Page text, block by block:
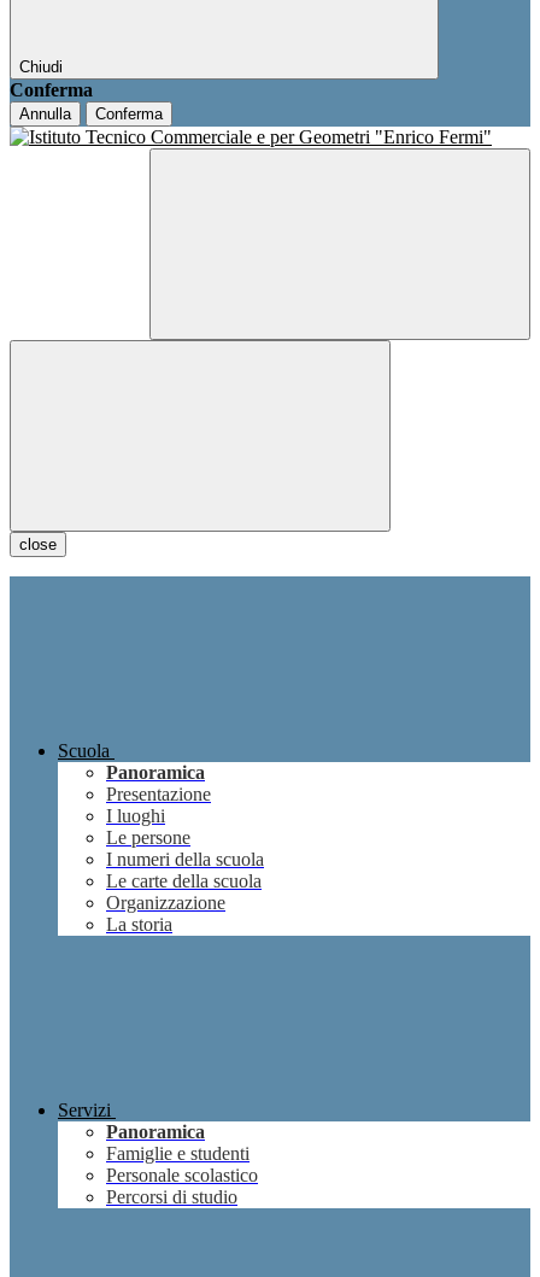
Chiudi
Conferma
Annulla Conferma
close
Scuola
Panoramica
Presentazione
I luoghi
Le persone
I numeri della scuola
Le carte della scuola
Organizzazione
La storia
Servizi
Panoramica
Famiglie e studenti
Personale scolastico
Percorsi di studio